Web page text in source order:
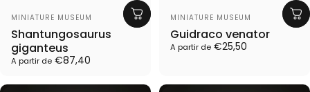
Proveedor:
MINIATURE MUSEUM
Shantungosaurus
giganteus
A partir de €87,40
Proveedor:
MINIATURE MUSEUM
Guidraco venator
A partir de €25,50